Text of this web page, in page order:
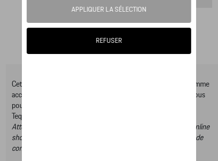
Cet online shop vous présente une sélection d’articles de la gamme
accessoires Tequipment, pour découvrir la gamme complète vous
pouvez consulter notre Moteur de recherche d’accessoires
Tequipment.
Attention, en cliquant sur le lien du catalogue vous sortez du online
shop et dans ce catalogue vous n’aurez donc pas la possibilité de
commander des articles en ligne.